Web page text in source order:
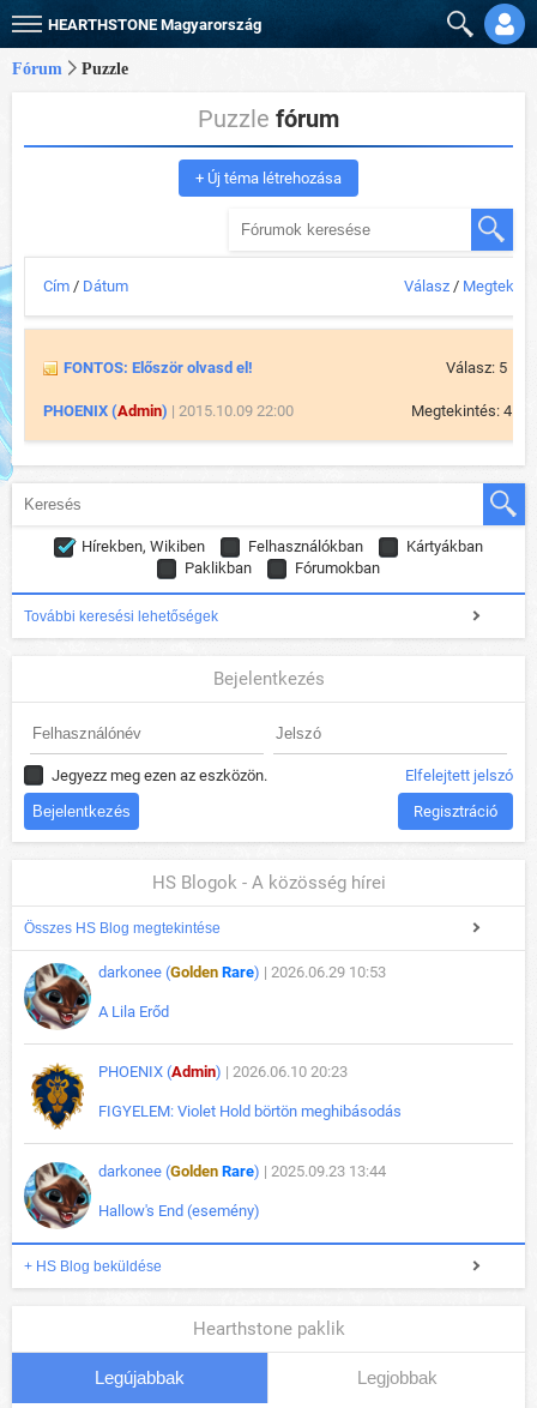
HEARTHSTONE Magyarország
Fórum Puzzle
Puzzle fórum
+ Új téma létrehozása
Cím / Dátum Válasz /
FONTOS: Először olvasd el! Válasz: 5
PHOENIX (Admin) | 2015.10.09 22:00 Megtekintés: 4
Hírekben, Wikiben Felhasználókban
Kártyákban
Paklikban
Fórumokban
További keresési lehetőségek
Bejelentkezés
Jegyezz meg ezen az eszközön. Elfelejtett jelszó
Regisztráció
HS Blogok - A közösség hírei
Összes HS Blog megtekintése
darkonee (Golden Rare) | 2026.06.29 10:53
A Lila Erőd
PHOENIX (Admin) | 2026.06.10 20:23
FIGYELEM: Violet Hold börtön meghibásodás
darkonee (Golden Rare) | 2025.09.23 13:44
Hallow's End (esemény)
+ HS Blog beküldése
Hearthstone paklik
Legújabbak Legjobbak